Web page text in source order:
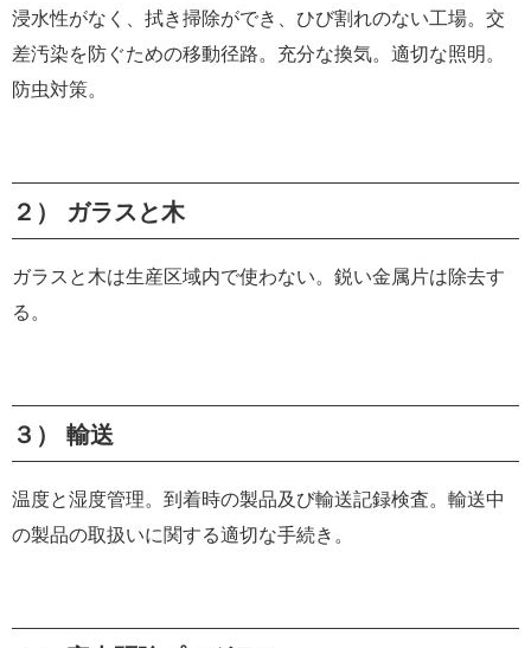
浸水性がなく、拭き掃除ができ、ひび割れのない工場。交
差汚染を防ぐための移動径路。充分な換気。適切な照明。
防虫対策。
２） ガラスと木
ガラスと木は生産区域内で使わない。鋭い金属片は除去す
る。
３） 輸送
温度と湿度管理。到着時の製品及び輸送記録検査。輸送中
の製品の取扱いに関する適切な手続き。